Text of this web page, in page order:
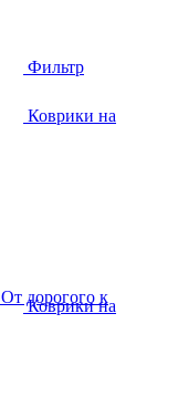
Коврики на
Коврики на
Фильтр
От дорогого к